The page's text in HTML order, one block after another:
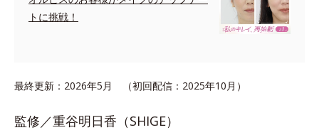
トに挑戦！
最終更新：2026年5月 （初回配信：2025年10月）
監修／重谷明日香（SHIGE）